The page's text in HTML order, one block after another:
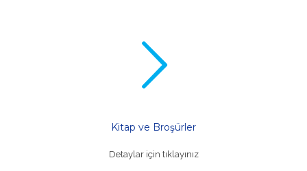
Kitap ve Broşürler
Detaylar için tıklayınız